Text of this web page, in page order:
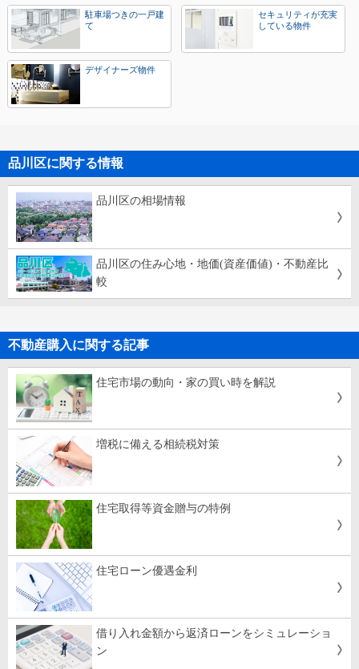
駐車場つきの一戸建
て
セキュリティが充実
している物件
デザイナーズ物件
品川区に関する情報
品川区の相場情報
品川区の住み心地・地価(資産価値)・不動産比
較
不動産購入に関する記事
住宅市場の動向・家の買い時を解説
増税に備える相続税対策
住宅取得等資金贈与の特例
住宅ローン優遇金利
借り入れ金額から返済ローンをシミュレーショ
ン